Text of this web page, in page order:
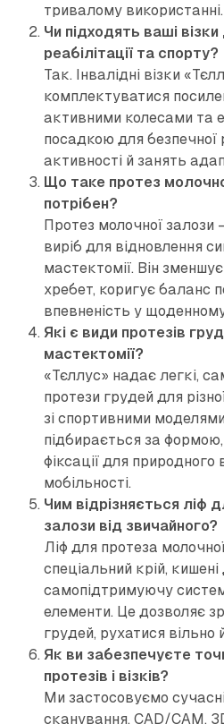
тривалому використанні.
Чи підходять ваші
реабілітації та спорту?
Так. Інвалідні візки
комплектуватися
активними колесами та
посадкою для безпечної
активності й занять
Що таке протез
потрібен?
Протез молочної залози
виріб для відновлення
мастектомії. Він
хребет, коригує баланс
впевненість у
Які є види протезів
мастектомії?
«Тєллус» надає легкі,
протези грудей для
зі спортивними
підбирається за формою,
фіксації для природного
мобільності.
Чим відрізняється ліф
залози від звичайного?
Ліф для протеза
спеціальний крій,
самопідтримуючу
елементи. Це дозволяє
грудей, рухатися вільно
Як ви забезпечуєте
протезів і візків?
Ми застосовуємо
сканування, CAD/CAM,